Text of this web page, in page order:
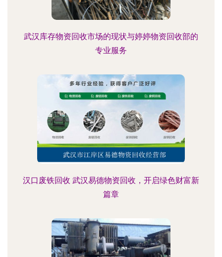
武汉库存物资回收市场的现状与婷婷物资回收部的
专业服务
汉口废铁回收 武汉易德物资回收，开启绿色财富新
篇章